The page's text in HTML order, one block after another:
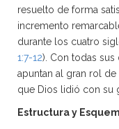
resuelto de forma
incremento
durante los cuatro
1:7-12). Con todas
apuntan al gran rol
que Dios lidió con su
Estructura y